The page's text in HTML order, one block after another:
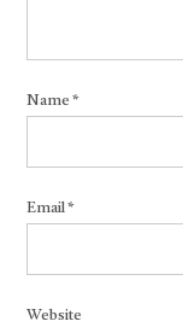
Name*
Email*
Website